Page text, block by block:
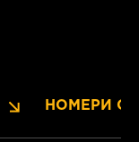
НОМЕРИ OE